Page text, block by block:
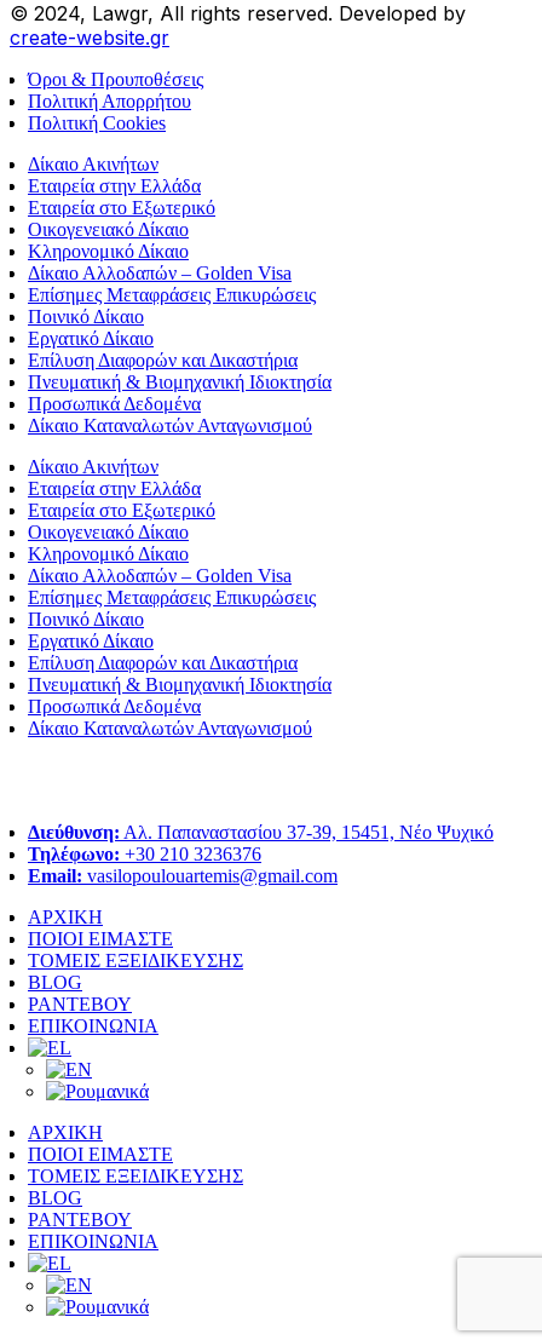
© 2024, Lawgr, All rights reserved. Developed by
create-website.gr
Όροι & Προυποθέσεις
Πολιτική Απορρήτου
Πολιτική Cookies
Δίκαιο Ακινήτων
Εταιρεία στην Ελλάδα
Εταιρεία στο Εξωτερικό
Οικογενειακό Δίκαιο
Κληρονομικό Δίκαιο
Δίκαιο Αλλοδαπών – Golden Visa
Επίσημες Μεταφράσεις Επικυρώσεις
Ποινικό Δίκαιο
Εργατικό Δίκαιο
Επίλυση Διαφορών και Δικαστήρια
Πνευματική & Βιομηχανική Ιδιοκτησία
Προσωπικά Δεδομένα
Δίκαιο Καταναλωτών Ανταγωνισμού
Δίκαιο Ακινήτων
Εταιρεία στην Ελλάδα
Εταιρεία στο Εξωτερικό
Οικογενειακό Δίκαιο
Κληρονομικό Δίκαιο
Δίκαιο Αλλοδαπών – Golden Visa
Επίσημες Μεταφράσεις Επικυρώσεις
Ποινικό Δίκαιο
Εργατικό Δίκαιο
Επίλυση Διαφορών και Δικαστήρια
Πνευματική & Βιομηχανική Ιδιοκτησία
Προσωπικά Δεδομένα
Δίκαιο Καταναλωτών Ανταγωνισμού
Διεύθυνση: Αλ. Παπαναστασίου 37-39, 15451, Νέο Ψυχικό
Τηλέφωνο: +30 210 3236376
Email: vasilopoulouartemis@gmail.com
ΑΡΧΙΚΗ
ΠΟΙΟΙ ΕΙΜΑΣΤΕ
ΤΟΜΕΙΣ ΕΞΕΙΔΙΚΕΥΣΗΣ
BLOG
ΡΑΝΤΕΒΟΥ
ΕΠΙΚΟΙΝΩΝΙΑ
ΑΡΧΙΚΗ
ΠΟΙΟΙ ΕΙΜΑΣΤΕ
ΤΟΜΕΙΣ ΕΞΕΙΔΙΚΕΥΣΗΣ
BLOG
ΡΑΝΤΕΒΟΥ
ΕΠΙΚΟΙΝΩΝΙΑ